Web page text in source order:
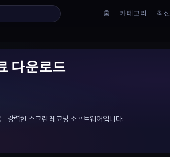
홈 카테고리 최신
다운로드
력한 스크린 레코딩 소프트웨어입니다.